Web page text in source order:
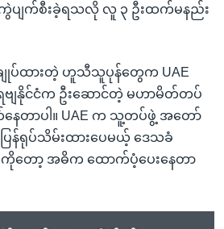
က်ကွဲပျက်စီးခဲ့ရသလို လူ ၃ ဦးထက်မနည်း
ျုပ်ထားတဲ့ ဟူသီသူပုန်တွေက UAE
ဗျနိုင်ငံက ဦးဆောင်တဲ့ မဟာမိတ်တပ်
ေတာပါ။ UAE က သူ့တပ်ဖွဲ့ အတော်
ပြန်ရုပ်သိမ်းထားပေမယ့် ဒေသခံ
ော့ အဓိက ထောက်ပံ့ပေးနေတာ